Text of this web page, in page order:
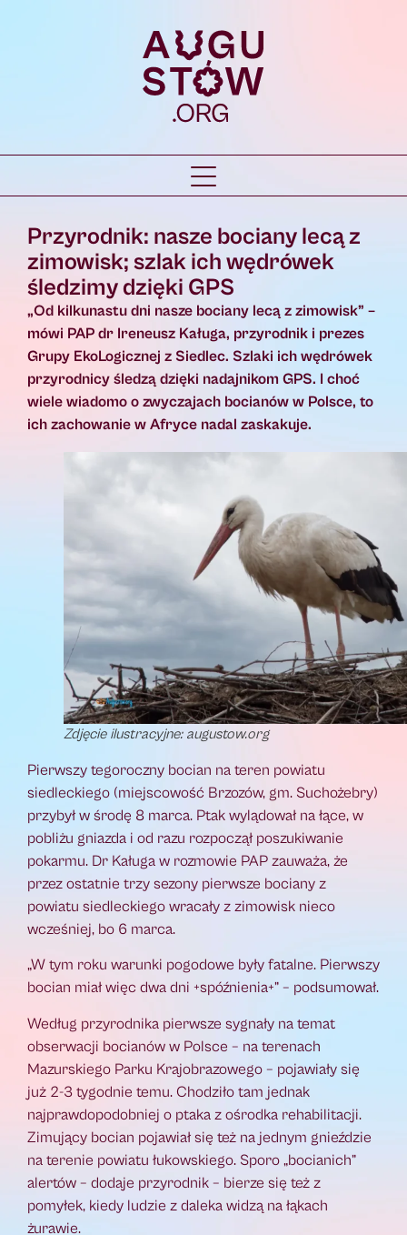
Przyrodnik: nasze bociany lecą z
zimowisk; szlak ich wędrówek
śledzimy dzięki GPS
„Od kilkunastu dni nasze bociany lecą z zimowisk” –
mówi PAP dr Ireneusz Kaługa, przyrodnik i prezes
Grupy EkoLogicznej z Siedlec. Szlaki ich wędrówek
przyrodnicy śledzą dzięki nadajnikom GPS. I choć
wiele wiadomo o zwyczajach bocianów w Polsce, to
ich zachowanie w Afryce nadal zaskakuje.
Zdjęcie ilustracyjne: augustow.org
Pierwszy tegoroczny bocian na teren powiatu
siedleckiego (miejscowość Brzozów, gm. Suchożebry)
przybył w środę 8 marca. Ptak wylądował na łące, w
pobliżu gniazda i od razu rozpoczął poszukiwanie
pokarmu. Dr Kaługa w rozmowie PAP zauważa, że
przez ostatnie trzy sezony pierwsze bociany z
powiatu siedleckiego wracały z zimowisk nieco
wcześniej, bo 6 marca.
„W tym roku warunki pogodowe były fatalne. Pierwszy
bocian miał więc dwa dni +spóźnienia+” – podsumował.
Według przyrodnika pierwsze sygnały na temat
obserwacji bocianów w Polsce – na terenach
Mazurskiego Parku Krajobrazowego – pojawiały się
już 2-3 tygodnie temu. Chodziło tam jednak
najprawdopodobniej o ptaka z ośrodka rehabilitacji.
Zimujący bocian pojawiał się też na jednym gnieździe
na terenie powiatu łukowskiego. Sporo „bocianich”
alertów – dodaje przyrodnik – bierze się też z
pomyłek, kiedy ludzie z daleka widzą na łąkach
żurawie.